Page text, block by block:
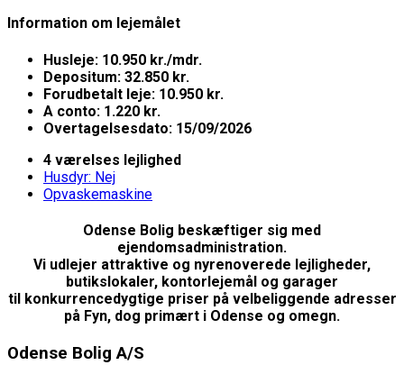
Information om lejemålet
Husleje: 10.950 kr./mdr.
Depositum: 32.850 kr.
Forudbetalt leje: 10.950 kr.
A conto: 1.220 kr.
Overtagelsesdato: 15/09/2026
4 værelses lejlighed
Husdyr: Nej
Opvaskemaskine
Odense Bolig beskæftiger sig med
ejendomsadministration.
Vi udlejer attraktive og nyrenoverede lejligheder,
butikslokaler, kontorlejemål og garager
til konkurrencedygtige priser på velbeliggende adresser
på Fyn, dog primært i Odense og omegn.
Odense Bolig A/S